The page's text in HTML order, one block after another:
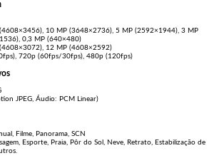
10 MP (3648×2736), 5 MP (2592×1944), 3 MP
0,3 MP (640×480)
12 MP (4608×2592)
720p (60fps/30fps), 480p (120fps)
JPEG, Áudio: PCM Linear)
Filme, Panorama, SCN
Esporte, Praia, Pôr do Sol, Neve, Retrato, Estabilização de